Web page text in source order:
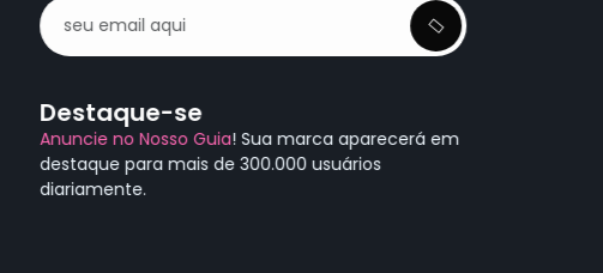
Destaque-se
Anuncie no Nosso Guia! Sua marca aparecerá em
destaque para mais de 300.000 usuários
diariamente.